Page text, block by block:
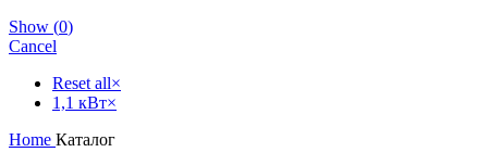
Show (0)
Cancel
Reset all×
1,1 кВт×
Home Каталог